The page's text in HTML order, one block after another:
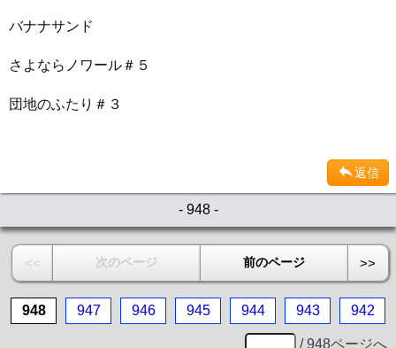
バナナサンド
さよならノワール＃５
団地のふたり＃３
返信
- 948 -
<< 次のページ 前のページ >>
948 947 946 945 944 943 942
/ 948ページへ